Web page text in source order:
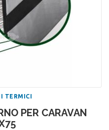
TERMICI
PER CARAVAN